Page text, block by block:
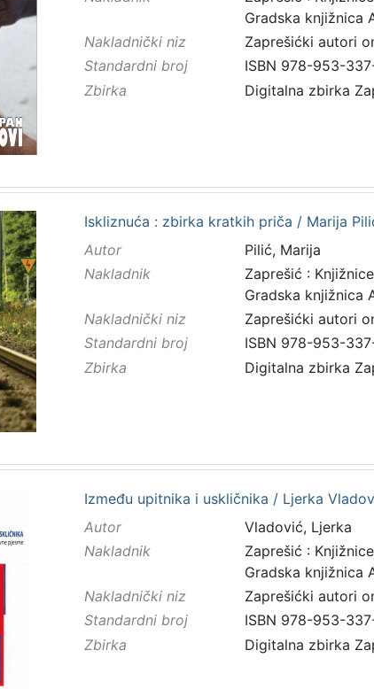
Gradska knjižnica
Nakladnički niz
Zaprešićki autori
Standardni broj
ISBN 978-953-
Zbirka
Digitalna zbirka
Iskliznuća : zbirka kratkih priča / Marija
Autor
Pilić, Marija
Nakladnik
Zaprešić :
Gradska knjižnica
Nakladnički niz
Zaprešićki autori
Standardni broj
ISBN 978-953-
Zbirka
Digitalna zbirka
Između upitnika i uskličnika / Ljerka
Autor
Vladović, Ljerka
Nakladnik
Zaprešić :
Gradska knjižnica
Nakladnički niz
Zaprešićki autori
Standardni broj
ISBN 978-953-
Zbirka
Digitalna zbirka